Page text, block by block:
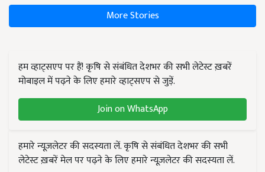
More Stories
हम व्हाट्सएप पर हैं! कृषि से संबंधित देशभर की सभी लेटेस्ट ख़बरें
मोबाइल में पढ़ने के लिए हमारे व्हाट्सएप से जुड़ें.
Join on WhatsApp
हमारे न्यूज़लेटर की सदस्यता लें. कृषि से संबंधित देशभर की सभी
लेटेस्ट ख़बरें मेल पर पढ़ने के लिए हमारे न्यूज़लेटर की सदस्यता लें.